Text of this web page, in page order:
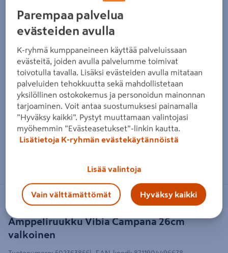
Amppeliruukku Vibia Campana 26cm
valkoinen
ELHO BEAUTIFUL LIVING
Parempaa palvelua
evästeiden avulla
K-ryhmä kumppaneineen käyttää palveluissaan
evästeitä, joiden avulla palvelumme toimivat
toivotulla tavalla. Lisäksi evästeiden avulla mitataan
palveluiden tehokkuutta sekä mahdollistetaan
yksilöllinen ostokokemus ja personoidun mainonnan
tarjoaminen. Voit antaa suostumuksesi painamalla
”Hyväksy kaikki”. Pystyt muuttamaan valintojasi
myöhemmin ”Evästeasetukset”-linkin kautta.
Lisätietoja K-ryhmän evästekäytännöistä
Lisää valintoja
Vain välttämättömät Hyväksy kaikki